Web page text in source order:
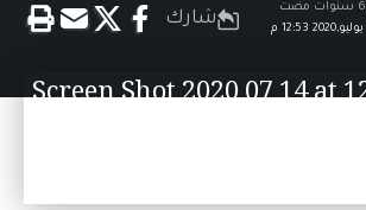
6 سنوات مضت
شارك